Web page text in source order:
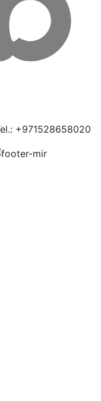
+971528658020